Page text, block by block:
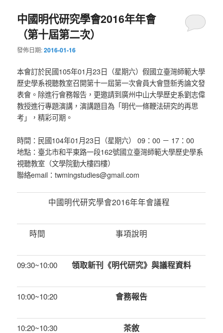
中國明代研究學會2016年年會
（第十屆第二次）
發佈日期:2016-01-16
本會訂於民國105年01月23日（星期六）假國立臺灣師範大學
歷史學系視聽教室召開第十一屆第一次會員大會暨新秀論文發
表會。除進行會務報告，更邀請到廣州中山大學歷史系劉志偉
教授進行專題演講，演講題目為「明代一條鞭法研究的再思
考」，精彩可期。
時間：民國104年01月23日（星期六） 09：00 － 17：00
地點：臺北市和平東路一段162號國立臺灣師範大學歷史學系
視聽教室（文學院勤大樓四樓）
聯絡email：twmingstudies@gmail.com
中國明代研究學會2016年年會議程
時間 事項說明
09:30~10:00 領取新刊《明代研究》與議程資料
10:00~10:20 會務報告
10:20~10:30 茶敘